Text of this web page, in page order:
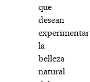
que
desean
experimentar
la
belleza
natural